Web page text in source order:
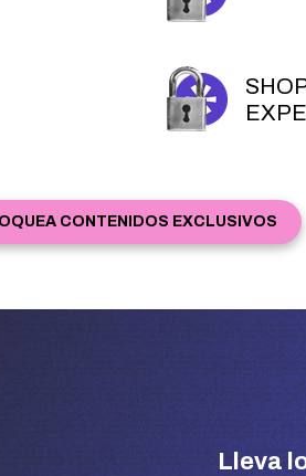
Lleva
CONTENIDOS EXCLUSIVOS